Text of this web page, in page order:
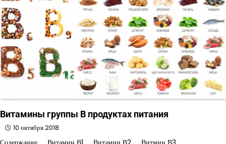
Витамины группы В продуктах питания
10 октября 2018